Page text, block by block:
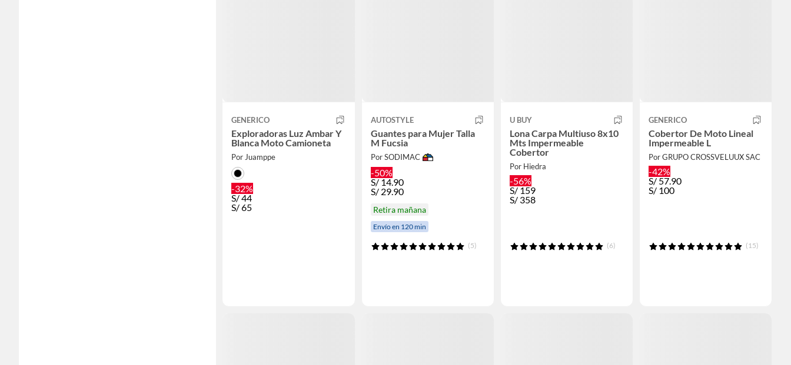
GENERICO
Exploradoras Luz Ambar Y
Blanca Moto Camioneta
Por Juamppe
-32%
S/44
S/65
AUTOSTYLE
Guantes para Mujer Talla
M Fucsia
Por SODIMAC
-50%
S/14.90
S/ 29.90
Retira mañana
Envío en 120 min
(5)
U BUY
Lona Carpa Multiuso 8x10
Mts Impermeable
Cobertor
Por Hiedra
-56%
S/ 159
S/ 358
(6)
GENERICO
Cobertor De Moto Lineal
Impermeable L
Por GRUPO CROSSVELUUX SAC
-42%
S/ 57.90
S/ 100
(15)